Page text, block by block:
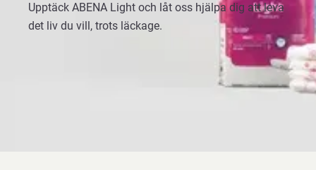
Upptäck ABENA Light och låt oss hjälpa dig att leva
det liv du vill, trots läckage.